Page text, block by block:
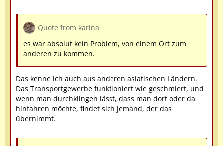
Quote from karina
es war absolut kein Problem, von einem Ort zum
anderen zu kommen.
Das kenne ich auch aus anderen asiatischen Ländern.
Das Transportgewerbe funktioniert wie geschmiert, und
wenn man durchklingen lässt, dass man dort oder da
hinfahren möchte, findet sich jemand, der das
übernimmt.